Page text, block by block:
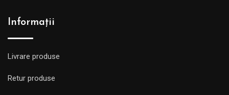
Informații
Livrare produse
Retur produse